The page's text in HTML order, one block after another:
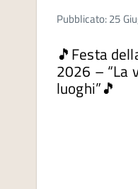
Pubblicato: 25
🎵Festa
2026 – “La
luoghi”🎵